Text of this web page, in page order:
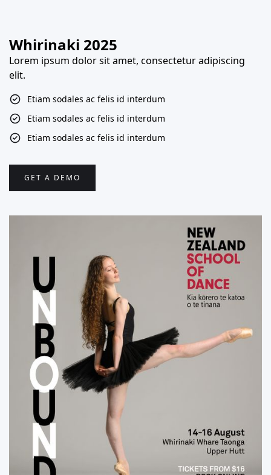
Whirinaki 2025
Lorem ipsum dolor sit amet, consectetur adipiscing
elit.
Etiam sodales ac felis id interdum
Etiam sodales ac felis id interdum
Etiam sodales ac felis id interdum
GET A DEMO